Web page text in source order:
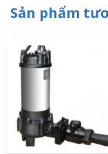
Sản phẩm